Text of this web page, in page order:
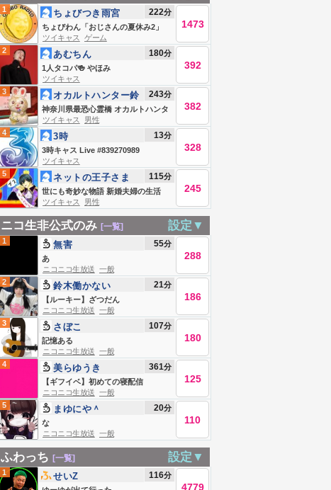
1
ちょびわん「おじさんの夏休み2」
おこぼレイディオ
ちょびつき雨宮 222分
1473
ツイキャス
ゲーム
2
1人タコパ🍻 やほみ
あむちん 180分
392
ツイキャス
3
神奈川県最恐心霊橋 オカルトハンタ
ー鈴木大輔
オカルトハンター鈴
木大輔
243分
382
ツイキャス
男性
4
3時キャス Live #839270989
3時 13分
328
ツイキャス
5
世にも奇妙な物語 新婚夫婦の生活
ネットの王子さま
(笑)
115分
245
ツイキャス 男性
ニコ生非公式のみ [一覧] 設定▼
1
あ
無害 55分
288
ニコニコ生放送 一般
2
【ルーキー】ざつだん
鈴木働かない 21分
186
ニコニコ生放送 一般
3
記憶ある
さぼこ 107分
180
ニコニコ生放送 一般
4
【ギフイベ】初めての寝配信
美らゆうき 361分
125
ニコニコ生放送 一般
5
な
まゆにや＾ 20分
110
ニコニコ生放送 一般
ふわっち [一覧] 設定▼
1 せいZ 116分
4779